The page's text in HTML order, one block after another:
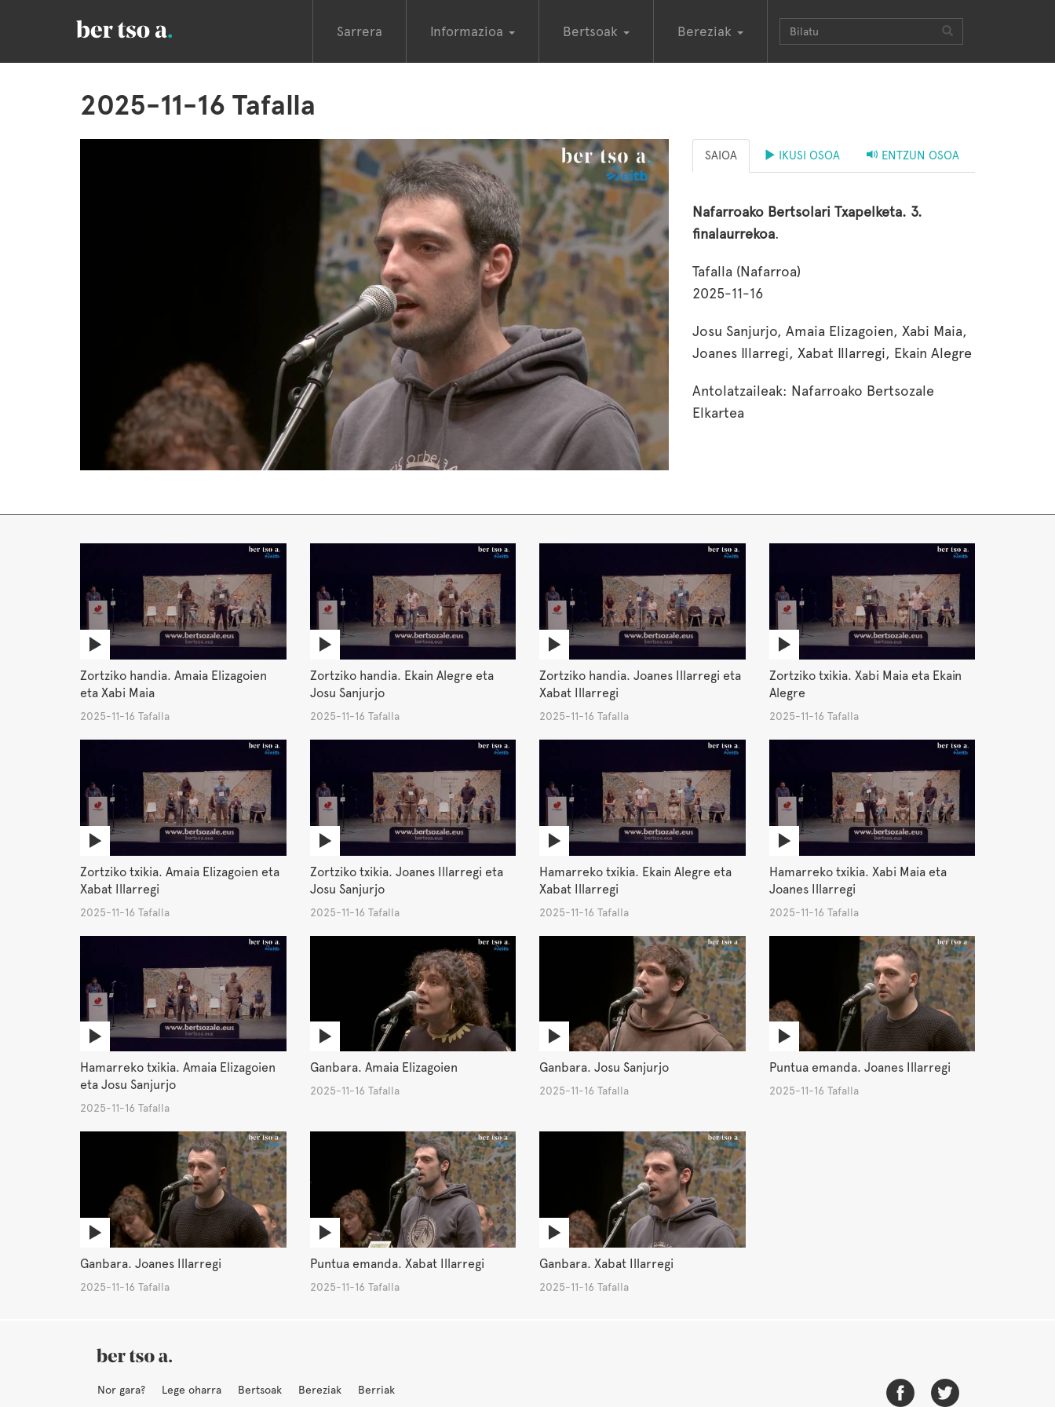
Sarrera Informazioa Bertsoak Bereziak
2025-11-16 Tafalla
SAIOA IKUSI OSOA ENTZUN OSOA
Nafarroako Bertsolari Txapelketa. 3.
finalaurrekoa.
Tafalla (Nafarroa)
2025-11-16
Josu Sanjurjo, Amaia Elizagoien, Xabi Maia,
Joanes Illarregi, Xabat Illarregi, Ekain Alegre
Antolatzaileak: Nafarroako Bertsozale
Elkartea
Zortziko handia. Amaia Elizagoien
eta Xabi Maia
2025-11-16 Tafalla
Zortziko handia. Ekain Alegre eta
Josu Sanjurjo
2025-11-16 Tafalla
Zortziko handia. Joanes Illarregi eta
Xabat Illarregi
2025-11-16 Tafalla
Zortziko txikia. Xabi Maia eta Ekain
Alegre
2025-11-16 Tafalla
Zortziko txikia. Amaia Elizagoien eta
Xabat Illarregi
2025-11-16 Tafalla
Zortziko txikia. Joanes Illarregi eta
Josu Sanjurjo
2025-11-16 Tafalla
Hamarreko txikia. Ekain Alegre eta
Xabat Illarregi
2025-11-16 Tafalla
Hamarreko txikia. Xabi Maia eta
Joanes Illarregi
2025-11-16 Tafalla
Hamarreko txikia. Amaia Elizagoien
eta Josu Sanjurjo
2025-11-16 Tafalla
Ganbara. Amaia Elizagoien
2025-11-16 Tafalla
Ganbara. Josu Sanjurjo
2025-11-16 Tafalla
Puntua emanda. Joanes Illarregi
2025-11-16 Tafalla
Ganbara. Joanes Illarregi
2025-11-16 Tafalla
Puntua emanda. Xabat Illarregi
2025-11-16 Tafalla
Ganbara. Xabat Illarregi
2025-11-16 Tafalla
Nor gara? Lege oharra Bertsoak Bereziak Berriak